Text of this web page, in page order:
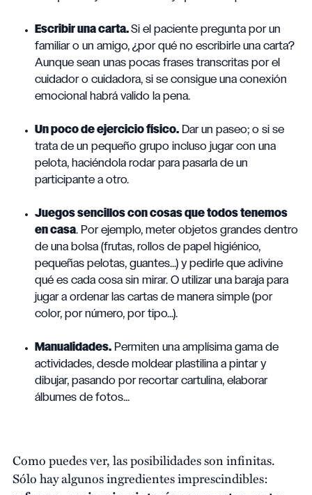
Escribir una carta. Si el paciente pregunta por un
familiar o un amigo, ¿por qué no escribirle una carta?
Aunque sean unas pocas frases transcritas por el
cuidador o cuidadora, si se consigue una conexión
emocional habrá valido la pena.
Un poco de ejercicio físico. Dar un paseo; o si se
trata de un pequeño grupo incluso jugar con una
pelota, haciéndola rodar para pasarla de un
participante a otro.
Juegos sencillos con cosas que todos tenemos
en casa. Por ejemplo, meter objetos grandes dentro
de una bolsa (frutas, rollos de papel higiénico,
pequeñas pelotas, guantes...) y pedirle que adivine
qué es cada cosa sin mirar. O utilizar una baraja para
jugar a ordenar las cartas de manera simple (por
color, por número, por tipo...).
Manualidades. Permiten una amplísima gama de
actividades, desde moldear plastilina a pintar y
dibujar, pasando por recortar cartulina, elaborar
álbumes de fotos...
Como puedes ver, las posibilidades son infinitas.
Sólo hay algunos ingredientes imprescindibles: